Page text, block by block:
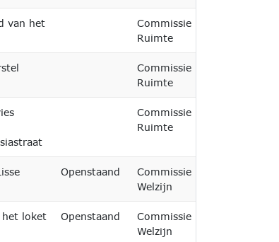
van het
Commissie
Ruimte
Commissie
Ruimte
Commissie
Ruimte
Openstaand
Commissie
Welzijn
het loket Openstaand
Commissie
Welzijn